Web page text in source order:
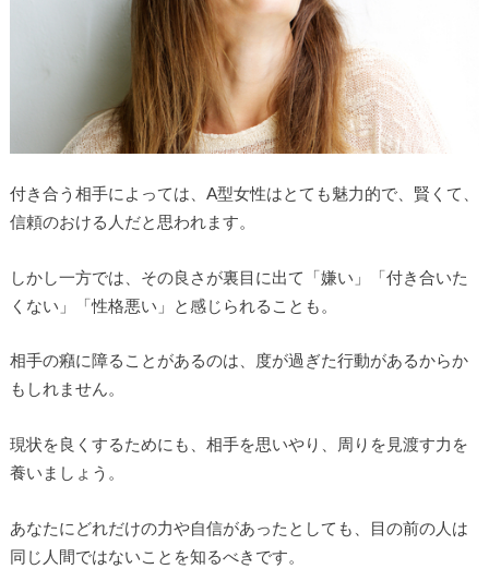
付き合う相手によっては、A型女性はとても魅力的で、賢くて、
信頼のおける人だと思われます。
しかし一方では、その良さが裏目に出て「嫌い」「付き合いた
くない」「性格悪い」と感じられることも。
相手の癪に障ることがあるのは、度が過ぎた行動があるからか
もしれません。
現状を良くするためにも、相手を思いやり、周りを見渡す力を
養いましょう。
あなたにどれだけの力や自信があったとしても、目の前の人は
同じ人間ではないことを知るべきです。